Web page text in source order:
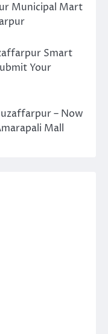
Municipal Mart
Smart
Your
– Now
Mall